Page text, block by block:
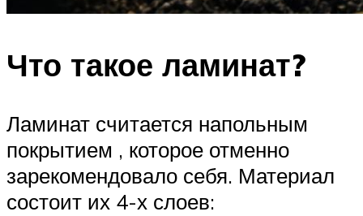
Что такое ламинат?
Ламинат считается напольным
покрытием , которое отменно
зарекомендовало себя. Материал
состоит их 4-х слоев: